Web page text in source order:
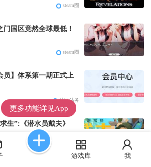
steam圈
国区竟然全球最低！
steam圈
员】体系第一期正式上
社区站务
生”:《潜水员戴夫》
档8月14日
游戏圈那些事
游戏库 我
更多功能详见App